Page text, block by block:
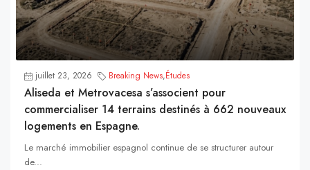
juillet 23, 2026 Breaking News,Études
Aliseda et Metrovacesa s’associent pour
commercialiser 14 terrains destinés à 662 nouveaux
logements en Espagne.
Le marché immobilier espagnol continue de se structurer autour
de...